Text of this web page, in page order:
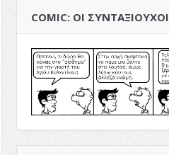
COMIC: ΟΙ ΣΥΝΤΑΞΙΟΎΧΟΙ